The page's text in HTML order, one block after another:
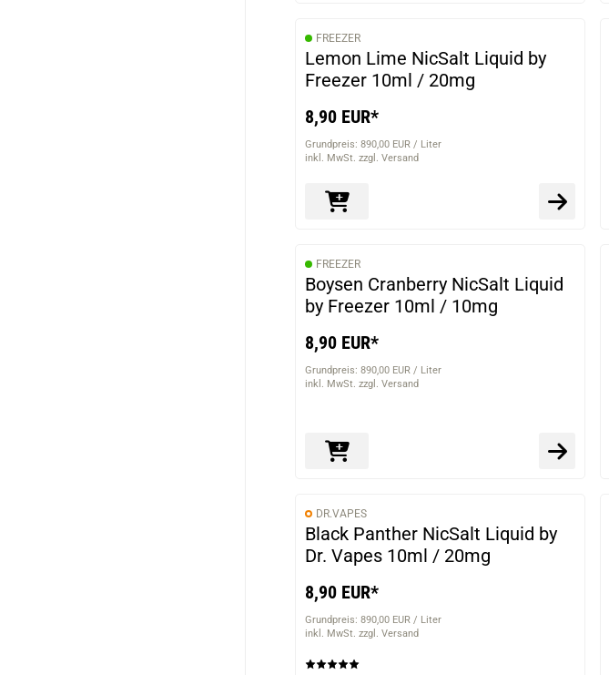
FREEZER
Lemon Lime NicSalt Liquid by
Freezer 10ml / 20mg
8,90 EUR*
Grundpreis: 890,00 EUR / Liter
inkl. MwSt. zzgl. Versand
FREEZER
Boysen Cranberry NicSalt Liquid
by Freezer 10ml / 10mg
8,90 EUR*
Grundpreis: 890,00 EUR / Liter
inkl. MwSt. zzgl. Versand
DR.VAPES
Black Panther NicSalt Liquid by
Dr. Vapes 10ml / 20mg
8,90 EUR*
Grundpreis: 890,00 EUR / Liter
inkl. MwSt. zzgl. Versand